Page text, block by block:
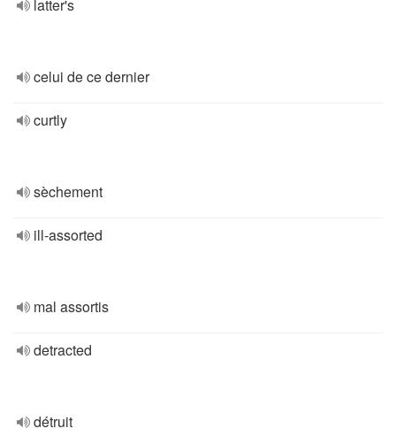
latter's
celui de ce dernier
curtly
sèchement
ill-assorted
mal assortis
detracted
détruit